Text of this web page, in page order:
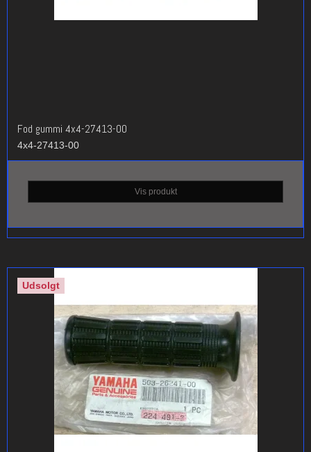
Fod gummi 4x4-27413-00
4x4-27413-00
Vis produkt
Udsolgt